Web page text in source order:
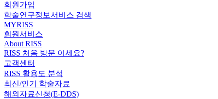
회원가입
학술연구정보서비스 검색
MYRISS
회원서비스
About RISS
RISS 처음 방문 이세요?
고객센터
RISS 활용도 분석
최신/인기 학술자료
해외자료신청(E-DDS)